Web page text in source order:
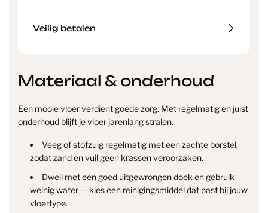
Veilig betalen
Materiaal & onderhoud
Een mooie vloer verdient goede zorg. Met regelmatig en juist
onderhoud blijft je vloer jarenlang stralen.
Veeg of stofzuig regelmatig met een zachte borstel,
zodat zand en vuil geen krassen veroorzaken.
Dweil met een goed uitgewrongen doek en gebruik
weinig water — kies een reinigingsmiddel dat past bij jouw
vloertype.